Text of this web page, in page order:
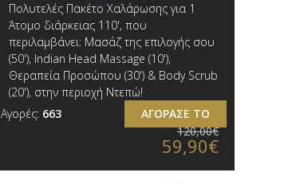
Πολυτελές Πακέτο Χαλάρωσης για 1
Άτομο διάρκειας 110', που
περιλαμβάνει: Μασάζ της επιλογής σου
(50'), Indian Head Massage (10'),
Θεραπεία Προσώπου (30') & Body Scrub
(20'), στην περιοχή Ντεπώ!
Αγορές: 663
ΑΓΟΡΑΣΕ ΤΟ
120,00€
59,90€